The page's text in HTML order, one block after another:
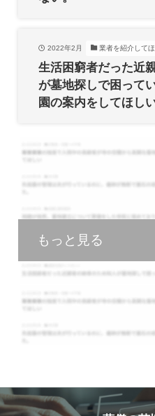
2022年2月 業者を紹介して
生活困窮者だった近
が墓地探しで困って
園の案内をしてほしい
もっと見る